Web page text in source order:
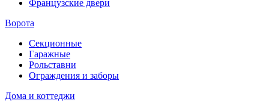
Французские двери
Ворота
Секционные
Гаражные
Рольставни
Ограждения и заборы
Дома и коттеджи